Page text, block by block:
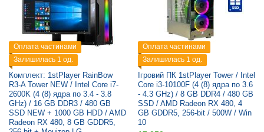
Оплата частинами
Залишилась 1 од.
Комплект: 1stPlayer RainBow
R3-A Tower NEW / Intel Core i7-
2600K (4 (8) ядра по 3.4 - 3.8
GHz) / 16 GB DDR3 / 480 GB
SSD NEW + 1000 GB HDD / AMD
Radeon RX 480, 8 GB GDDR5,
Оплата частинами
Залишилась 1 од.
Ігровий ПК 1stPlayer Tower / Intel
Core i3-10100F (4 (8) ядра по 3.6
- 4.3 GHz) / 8 GB DDR4 / 480 GB
SSD / AMD Radeon RX 480, 4
GB GDDR5, 256-bit / 500W / Win
10